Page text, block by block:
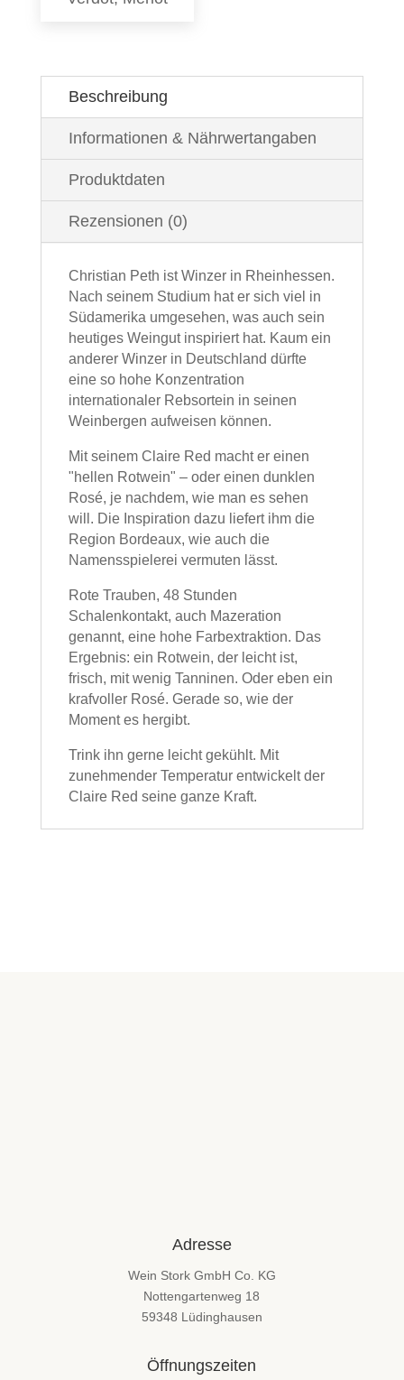
Beschreibung
Informationen & Nährwertangaben
Produktdaten
Rezensionen (0)
Christian Peth ist Winzer in Rheinhessen.
Nach seinem Studium hat er sich viel in
Südamerika umgesehen, was auch sein
heutiges Weingut inspiriert hat. Kaum ein
anderer Winzer in Deutschland dürfte
eine so hohe Konzentration
internationaler Rebsortein in seinen
Weinbergen aufweisen können.
Mit seinem Claire Red macht er einen
"hellen Rotwein" – oder einen dunklen
Rosé, je nachdem, wie man es sehen
will. Die Inspiration dazu liefert ihm die
Region Bordeaux, wie auch die
Namensspielerei vermuten lässt.
Rote Trauben, 48 Stunden
Schalenkontakt, auch Mazeration
genannt, eine hohe Farbextraktion. Das
Ergebnis: ein Rotwein, der leicht ist,
frisch, mit wenig Tanninen. Oder eben ein
krafvoller Rosé. Gerade so, wie der
Moment es hergibt.
Trink ihn gerne leicht gekühlt. Mit
zunehmender Temperatur entwickelt der
Claire Red seine ganze Kraft.
Adresse
Wein Stork GmbH Co. KG
Nottengartenweg 18
59348 Lüdinghausen
Öffnungszeiten